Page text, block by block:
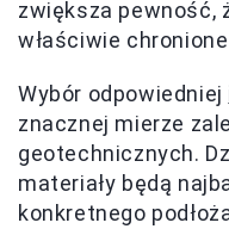
zwiększa pewność,
właściwie
Wybór odpowiedniej
znacznej mierze
geotechnicznych.
materiały będą
konkretnego